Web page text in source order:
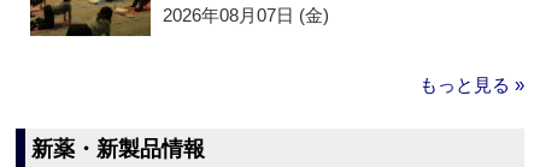
2026年08月07日 (金)
もっと見る »
新薬・新製品情報